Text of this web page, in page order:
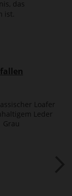
das
ist.